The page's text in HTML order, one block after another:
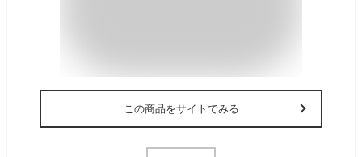
この商品をサイトでみる